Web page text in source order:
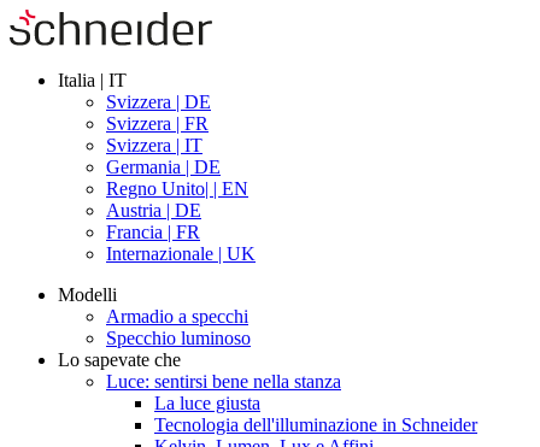
Italia | IT
Svizzera | DE
Svizzera | FR
Svizzera | IT
Germania | DE
Regno Unito| | EN
Austria | DE
Francia | FR
Internazionale | UK
Modelli
Armadio a specchi
Specchio luminoso
Lo sapevate che
Luce: sentirsi bene nella stanza
La luce giusta
Tecnologia dell'illuminazione in Schneider